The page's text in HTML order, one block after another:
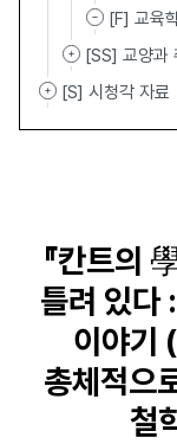
[F] 교육
[SS] 교양과
[S] 시청각 자료
『칸트의
틀려 있다
이야기
총체적으
철